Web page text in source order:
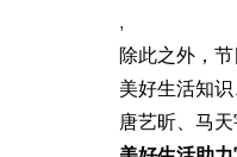
,
除此之外，
美好生活知
唐艺昕、马